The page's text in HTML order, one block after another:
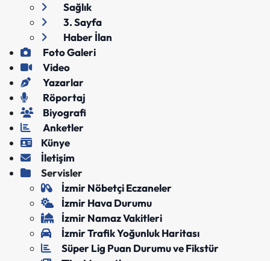
Sağlık
3. Sayfa
Haber İlan
Foto Galeri
Video
Yazarlar
Röportaj
Biyografi
Anketler
Künye
İletişim
Servisler
İzmir Nöbetçi Eczaneler
İzmir Hava Durumu
İzmir Namaz Vakitleri
İzmir Trafik Yoğunluk Haritası
Süper Lig Puan Durumu ve Fikstür